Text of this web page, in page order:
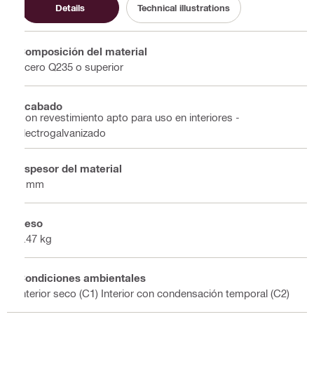
Details Technical illustrations
Composición del material
Acero Q235 o superior
Acabado
Con revestimiento apto para uso en interiores -
electrogalvanizado
Espesor del material
4 mm
Peso
2.47 kg
Condiciones ambientales
Interior seco (C1) Interior con condensación temporal (C2)